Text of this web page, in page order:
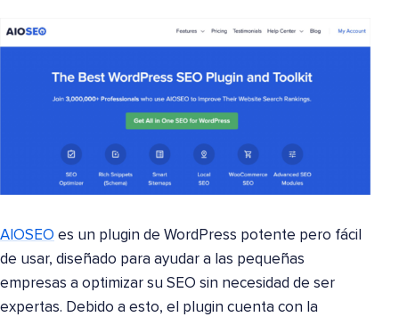
AIOSEO es un plugin de WordPress potente pero fácil
de usar, diseñado para ayudar a las pequeñas
empresas a optimizar su SEO sin necesidad de ser
expertas. Debido a esto, el plugin cuenta con la